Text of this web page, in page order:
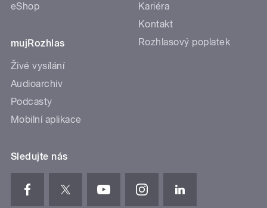
eShop
mujRozhlas
Živé vysílání
Audioarchiv
Podcasty
Mobilní aplikace
Kariéra
Kontakt
Rozhlasový poplatek
Sledujte nás